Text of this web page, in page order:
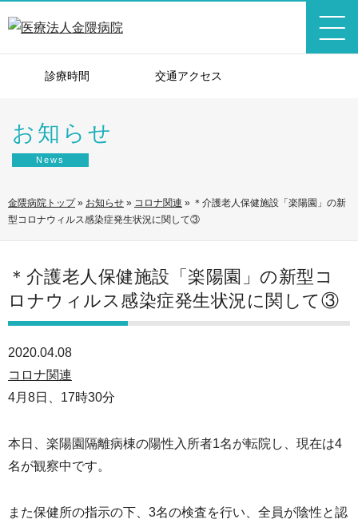
診療時間 交通アクセス
お知らせ
News
金隈病院トップ» お知らせ » コロナ関連 » ＊介護老人保健施設「楽陽園」の新
型コロナウィルス感染症発生状況に関して③
＊介護老人保健施設「楽陽園」の新型コ
ロナウィルス感染症発生状況に関して③
2020.04.08
コロナ関連
4月 8日、 17時30分
本日、楽陽園隔離病棟の陽性入所者1名が転院し、現在は4
名が観察中です。
また保健所の指示の下、 3名の検査を行い、全員が陰性と認